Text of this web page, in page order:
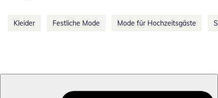
Kleider Festliche Mode Mode für Hochzeitsgäste